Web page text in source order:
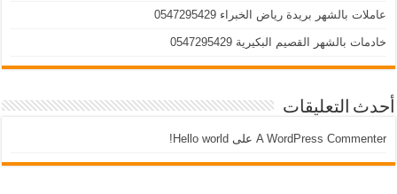
عاملات بالشهر بريدة رياض الخبراء 0547295429
خادمات بالشهر القصيم البكيرية 0547295429
أحدث التعليقات
A WordPress Commenter على Hello world!